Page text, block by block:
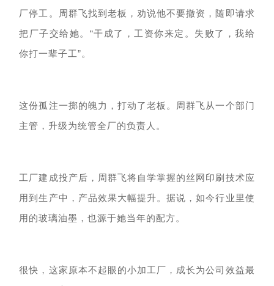
厂停工。周群飞找到老板，劝说他不要撤资，随即请求
把厂子交给她。 “干成了，工资你来定。失败了，我给
你打一辈子工”。
这份孤注一掷的魄力，打动了老板。周群飞从一个部门
主管，升级为统管全厂的负责人。
工厂建成投产后，周群飞将自学掌握的丝网印刷技术应
用到生产中，产品效果大幅提升。据说，如今行业里使
用的玻璃油墨，也源于她当年的配方。
很快，这家原本不起眼的小加工厂，成长为公司效益最